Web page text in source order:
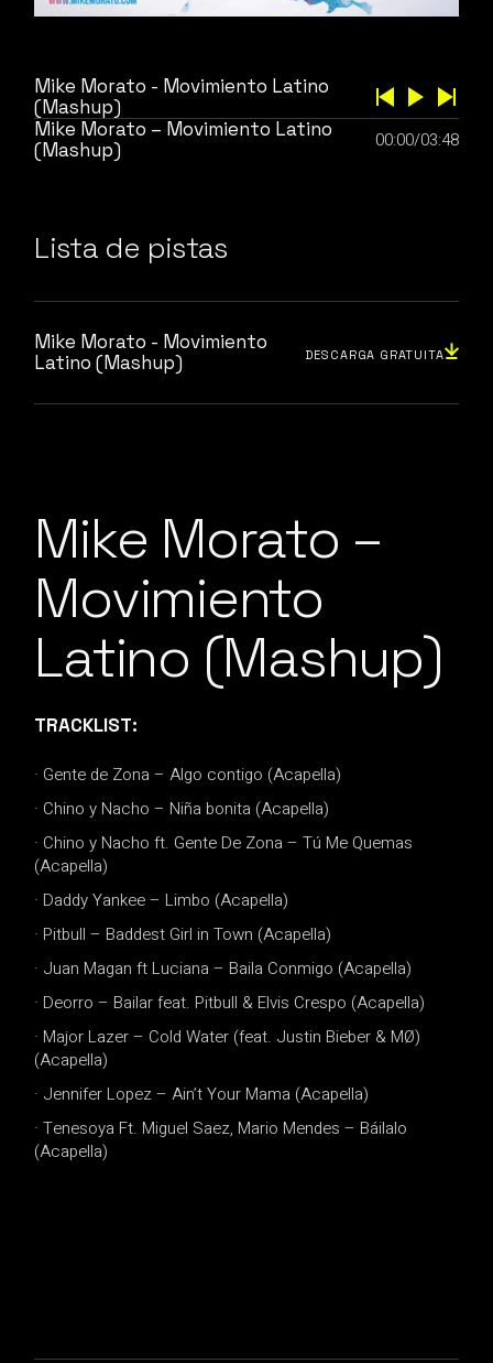
Mike Morato - Movimiento Latino
(Mashup)
Mike Morato – Movimiento Latino
(Mashup)
00:00/03:48
Lista de pistas
Mike Morato - Movimiento
Latino (Mashup)
DESCARGA GRATUITA
Mike Morato –
Movimiento
Latino (Mashup)
TRACKLIST:
· Gente de Zona – Algo contigo (Acapella)
· Chino y Nacho – Niña bonita (Acapella)
· Chino y Nacho ft. Gente De Zona – Tú Me Quemas
(Acapella)
· Daddy Yankee – Limbo (Acapella)
· Pitbull – Baddest Girl in Town (Acapella)
· Juan Magan ft Luciana – Baila Conmigo (Acapella)
· Deorro – Bailar feat. Pitbull & Elvis Crespo (Acapella)
· Major Lazer – Cold Water (feat. Justin Bieber & MØ)
(Acapella)
· Jennifer Lopez – Ain’t Your Mama (Acapella)
· Tenesoya Ft. Miguel Saez, Mario Mendes – Báilalo
(Acapella)